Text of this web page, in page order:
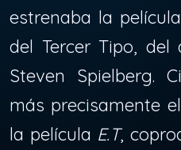
estrenaba la película
del Tercer Tipo,
Steven Spielberg.
más precisamente
la película E.T,